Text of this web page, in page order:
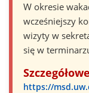
W okresie
wcześniejszy
wizyty w
się w
https://